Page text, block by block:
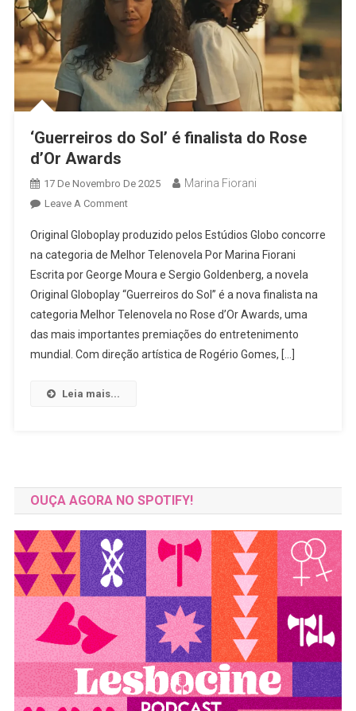
‘Guerreiros do Sol’ é finalista do Rose
d’Or Awards
17 De Novembro De 2025 Marina Fiorani
Leave A CommentOn
Do
Sol’
É
Finalista
Do
Rose
D’Or
Original Globoplay produzido pelos Estúdios Globo concorre
na categoria de Melhor Telenovela Por Marina Fiorani
Escrita por George Moura e Sergio Goldenberg, a novela
Original Globoplay “Guerreiros do Sol” é a nova finalista na
categoria Melhor Telenovela no Rose d’Or Awards, uma
das mais importantes premiações do entretenimento
mundial. Com direção artística de Rogério Gomes, […]
Leia mais...
OUÇA AGORA NO SPOTIFY!